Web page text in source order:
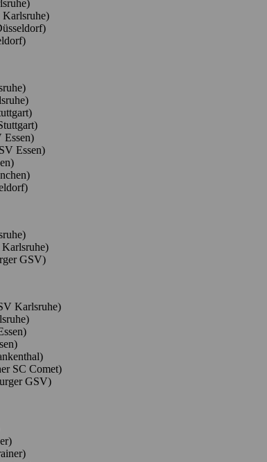
Karlsruhe)
Essen)
Essen)
GSV)
Karlsruhe)
SC Comet)
GSV)